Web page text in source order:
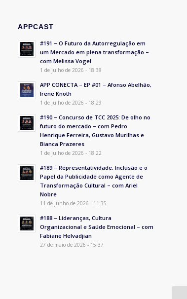
APPCAST
#191 – O Futuro da Autorregulação em
um Mercado em plena transformação –
com Melissa Vogel
1 de julho de 2026 - 18:38
APP CONECTA – EP #01 – Afonso Abelhão,
Irene Knoth
1 de julho de 2026 - 18:29
#190 – Concurso de TCC 2025: De olho no
futuro do mercado – com Pedro
Henrique Ferreira, Gustavo Murilhas e
Bianca Prazeres
1 de julho de 2026 - 18:22
#189 – Representatividade, Inclusão e o
Papel da Publicidade como Agente de
Transformação Cultural – com Ariel
Nobre
11 de junho de 2026 - 11:35
#188 – Lideranças, Cultura
Organizacional e Saúde Emocional – com
Fabiane Helvadjian
27 de maio de 2026 - 15:37